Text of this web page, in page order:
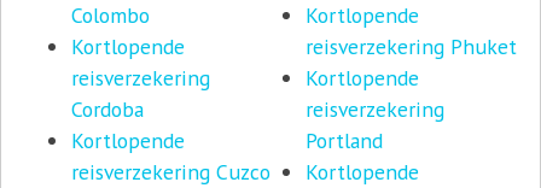
Colombo
Kortlopende
reisverzekering
Cordoba
Kortlopende
reisverzekering Cuzco
Kortlopende
reisverzekering Phuket
Kortlopende
reisverzekering
Portland
Kortlopende